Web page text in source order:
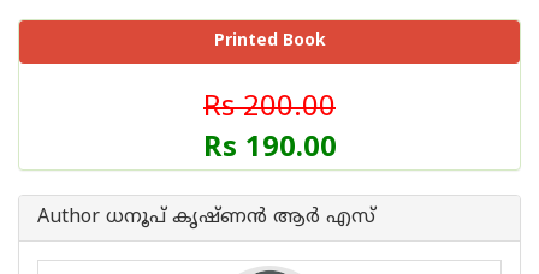
Printed Book
Rs 200.00
Rs 190.00
Author ധനൂപ് കൃഷ്ണൻ ആർ എസ്